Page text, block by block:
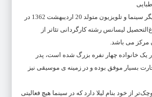
طناز طباطبایی بازیگر سینما و تلویزیون متولد 20 اردیبهشت 1362 در
لیسانس رشته کارگردانی تئاتر از
مرکز می باشد.
یک خانواده چهار نفره بزرگ شده است، پدر
بسیار موفق بوده و در زمینه ی موسیقی نیز
از خود بنام لیلا دارد که در سینما هیچ فعالیتی